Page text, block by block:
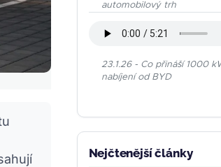
automobilový trh
23.1.26 - Co přináší 1000
nabíjení od BYD
Nejčtenější články